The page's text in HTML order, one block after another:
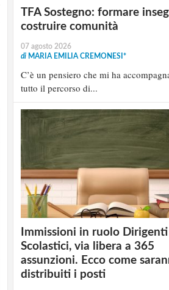
TFA Sostegno: formare
costruire comunità
07 agosto 2026
di MARIA EMILIA CREMONESI*
C’è un pensiero che mi ha
tutto il percorso di...
Immissioni in ruolo Dirigenti
Scolastici, via libera a 365
assunzioni. Ecco come
distribuiti i posti